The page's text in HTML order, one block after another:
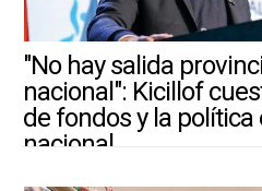
"No hay salida
nacional": Kicillof
de fondos y la
nacional